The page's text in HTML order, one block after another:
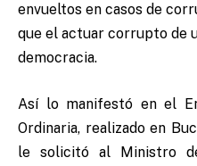
envueltos en casos de
que el actuar corrupto de
democracia.
Así lo manifestó en el
Ordinaria, realizado en
le solicitó al Ministro